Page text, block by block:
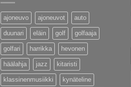
ajoneuvo ajoneuvot auto
duunari eläin golf golfaaja
golfari harrikka hevonen
häälahja jazz kitaristi
klassinenmusiikki kynäteline